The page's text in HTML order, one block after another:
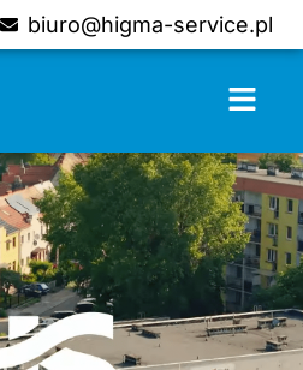
biuro@higma-service.pl